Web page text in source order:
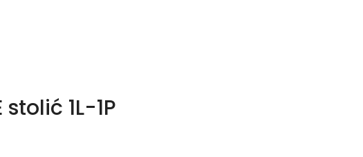
stolić 1L-1P